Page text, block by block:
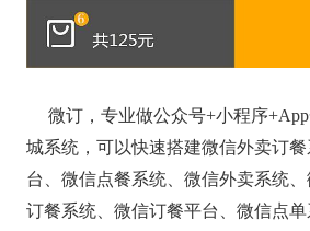
微订，专业做公众号+小程序+App
城系统，可以快速搭建微信外卖订
台、微信点餐系统、微信外卖系统
订餐系统、微信订餐平台、微信点